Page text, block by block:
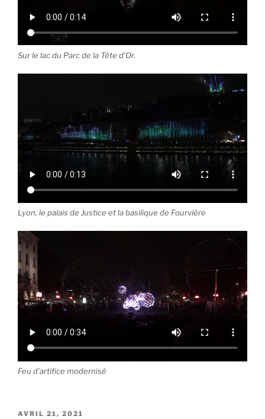
Sur le lac du Parc de la Tête d’Or.
Lyon, le palais de Justice et la basilique de Fourvière
Feu d’artifice modernisé
PUBLIÉ
AVRIL 21, 2021